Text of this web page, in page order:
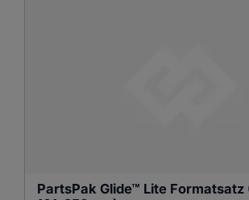
PartsPak Glide™ Lite Formatsatz